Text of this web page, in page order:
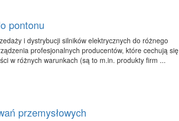
pontonu
i dystrybucji silników elektrycznych do różnego
profesjonalnych producentów, które cechują się
w różnych warunkach (są to m.in. produkty firm ...
przemysłowych